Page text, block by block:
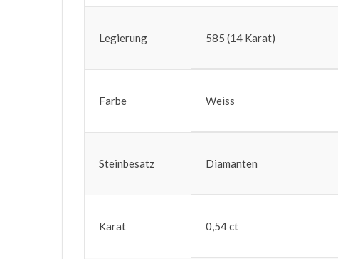
Legierung 585 (14 Karat)
Farbe Weiss
Steinbesatz Diamanten
Karat 0,54 ct